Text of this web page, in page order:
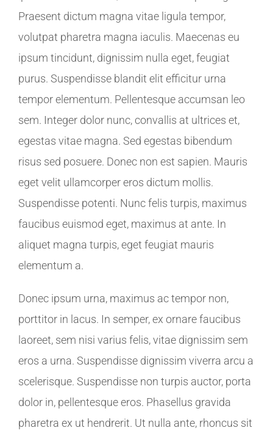
Praesent dictum magna vitae ligula tempor,
volutpat pharetra magna iaculis. Maecenas eu
ipsum tincidunt, dignissim nulla eget, feugiat
purus. Suspendisse blandit elit efficitur urna
tempor elementum. Pellentesque accumsan leo
sem. Integer dolor nunc, convallis at ultrices et,
egestas vitae magna. Sed egestas bibendum
risus sed posuere. Donec non est sapien. Mauris
eget velit ullamcorper eros dictum mollis.
Suspendisse potenti. Nunc felis turpis, maximus
faucibus euismod eget, maximus at ante. In
aliquet magna turpis, eget feugiat mauris
elementum a.
Donec ipsum urna, maximus ac tempor non,
porttitor in lacus. In semper, ex ornare faucibus
laoreet, sem nisi varius felis, vitae dignissim sem
eros a urna. Suspendisse dignissim viverra arcu a
scelerisque. Suspendisse non turpis auctor, porta
dolor in, pellentesque eros. Phasellus gravida
pharetra ex ut hendrerit. Ut nulla ante, rhoncus sit